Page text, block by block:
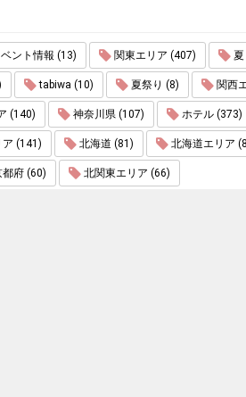
ント情報 (13) 関東エリア (407)
tabiwa (10) 夏祭り (8) 関西
(140) 神奈川県 (107) ホテル (373)
(141) 北海道 (81) 北海道エリア
都府 (60) 北関東エリア (66)